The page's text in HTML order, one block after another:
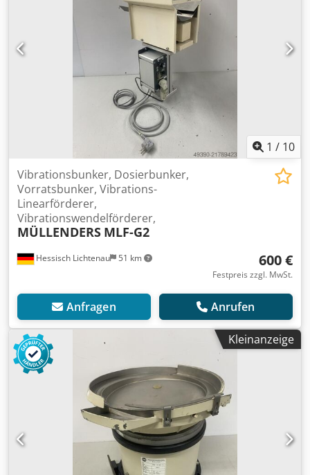
1 / 10
Hessisch Lichtenau 51 km
Vibrationsbunker, Dosierbunker,
Vorratsbunker, Vibrations-
Linearförderer,
Vibrationswendelförderer,
MÜLLENDERS MLF-G2
600 €
Festpreis zzgl. MwSt.
Anfragen Anrufen
Kleinanzeige